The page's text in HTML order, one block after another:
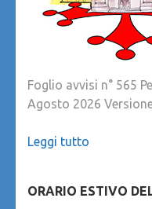
Foglio avvisi n° 565
Agosto 2026
Leggi tutto
ORARIO ESTIVO